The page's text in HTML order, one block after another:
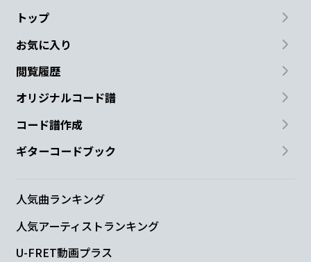
トップ
お気に入り
閲覧履歴
オリジナルコード譜
コード譜作成
ギターコードブック
人気曲ランキング
人気アーティストランキング
U-FRET動画プラス